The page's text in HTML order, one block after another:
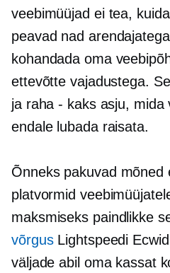
veebimüüjad ei tea,
peavad nad
kohandada oma
ettevõtte vajadustega.
ja raha - kaksasju, mida
endale lubada raisata.
Õnneks pakuvad mõned
platvormid
maksmiseks paindlikke
võrgusLightspeedi
väljade abil oma kassat